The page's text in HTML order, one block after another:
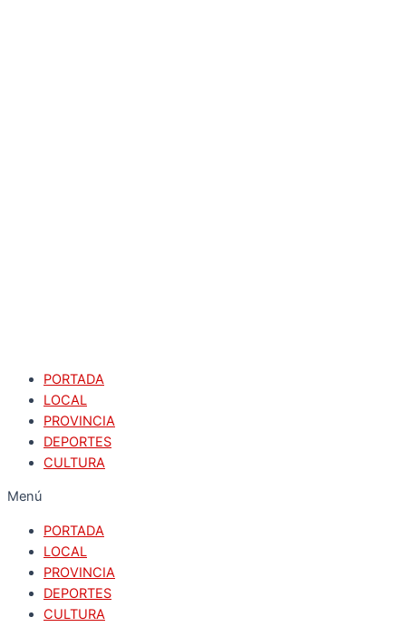
PORTADA
LOCAL
PROVINCIA
DEPORTES
CULTURA
Menú
PORTADA
LOCAL
PROVINCIA
DEPORTES
CULTURA